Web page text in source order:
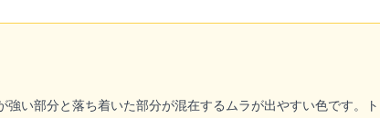
い部分と落ち着いた部分が混在するムラが出やすい色です。